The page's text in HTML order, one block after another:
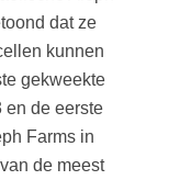
dat ze
kunnen
gekweekte
en de eerste
Farms in
de meest